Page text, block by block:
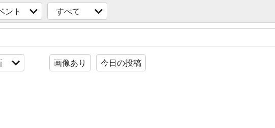
ント すべて
画像あり 今日の投稿